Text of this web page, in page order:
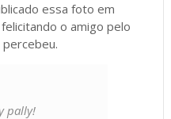
essa foto em
o amigo pelo
pally!